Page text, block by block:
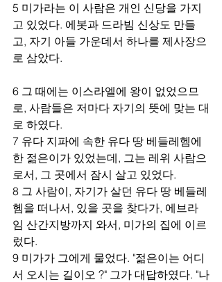
5 미가라는 이 사람은 개인 신당을 가지
고 있었다. 에봇과 드라빔 신상도 만들
고, 자기 아들 가운데서 하나를 제사장으
로 삼았다.
6 그 때에는 이스라엘에 왕이 없었으므
로, 사람들은 저마다 자기의 뜻에 맞는 대
로 하였다.
7 유다 지파에 속한 유다 땅 베들레헴에
한 젊은이가 있었는데, 그는 레위 사람으
로서, 그 곳에서 잠시 살고 있었다.
8 그 사람이, 자기가 살던 유다 땅 베들레
헴을 떠나서, 있을 곳을 찾다가, 에브라
임 산간지방까지 와서, 미가의 집에 이르
렀다.
9 미가가 그에게 물었다. "젊은이는 어디
서 오시는 길이오 ?" 그가 대답하였다. "나